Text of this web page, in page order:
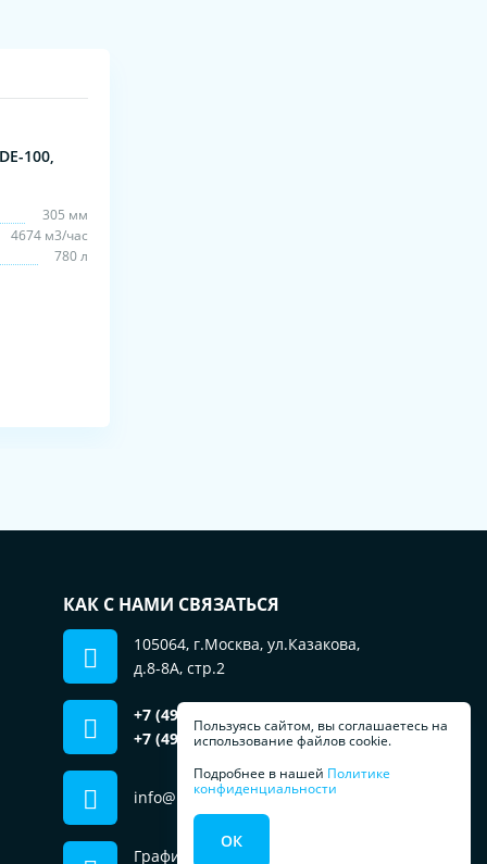
100,
305 мм
4674 м3/час
780 л
Пользуясь сайтом, вы соглашаетесь на
использование файлов cookie.
Подробнее в нашей Политике
конфиденциальности
ОК
КАК С НАМИ СВЯЗАТЬСЯ
105064, г.Москва, ул.Казакова,
д.8-8А, стр.2
+7 (499) 553-01-51
+7 (495) 181-69-79 сервис, запчасти
info@prachka.ru
График работы